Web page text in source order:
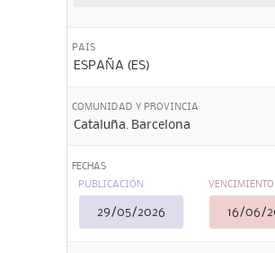
PAIS
ESPAÑA (ES)
COMUNIDAD Y PROVINCIA
Cataluña. Barcelona
FECHAS
PUBLICACIÓN
29/05/2026
VENCIMIENTO
16/06/